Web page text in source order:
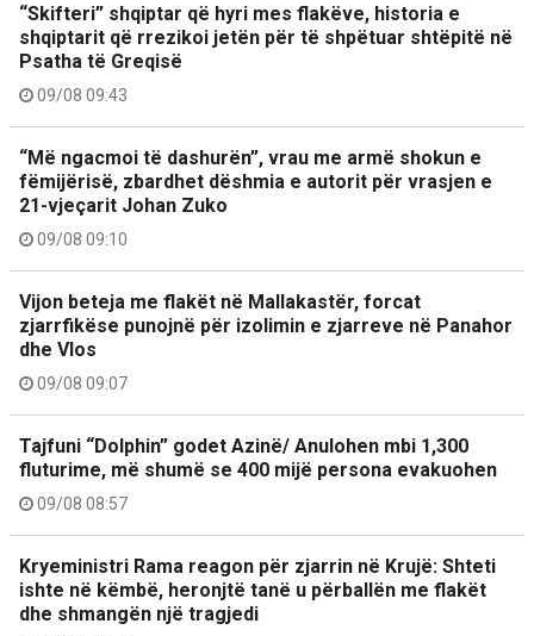
“Skifteri” shqiptar që hyri mes flakëve, historia e
shqiptarit që rrezikoi jetën për të shpëtuar shtëpitë në
Psatha të Greqisë
09/08 09:43
“Më ngacmoi të dashurën”, vrau me armë shokun e
fëmijërisë, zbardhet dëshmia e autorit për vrasjen e
21-vjeçarit Johan Zuko
09/08 09:10
Vijon beteja me flakët në Mallakastër, forcat
zjarrfikëse punojnë për izolimin e zjarreve në Panahor
dhe Vlos
09/08 09:07
Tajfuni “Dolphin” godet Azinë/ Anulohen mbi 1,300
fluturime, më shumë se 400 mijë persona evakuohen
09/08 08:57
Kryeministri Rama reagon për zjarrin në Krujë: Shteti
ishte në këmbë, heronjtë tanë u përballën me flakët
dhe shmangën një tragjedi